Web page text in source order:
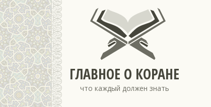
ГЛАВНОЕ О КОРАНЕ
что каждый должен знать